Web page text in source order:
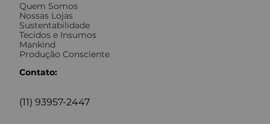
Quem Somos
Nossas Lojas
Sustentabilidade
Tecidos e Insumos
Mankind
Produção Consciente
Contato:
(11) 93957-2447